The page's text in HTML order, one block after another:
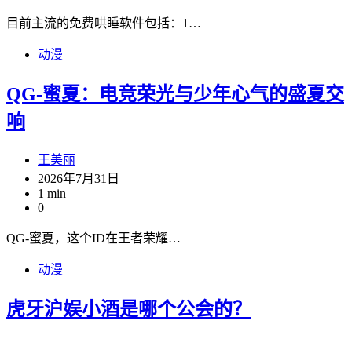
目前主流的免费哄睡软件包括：1…
动漫
QG-蜜夏：电竞荣光与少年心气的盛夏交
响
王美丽
2026年7月31日
1 min
0
QG-蜜夏，这个ID在王者荣耀…
动漫
虎牙沪娱小酒是哪个公会的？